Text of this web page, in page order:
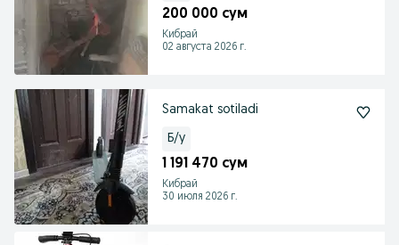
200 000 сум
Кибрай
02 августа 2026 г.
Samakat sotiladi
Б/у
1 191 470 сум
Кибрай
30 июля 2026 г.